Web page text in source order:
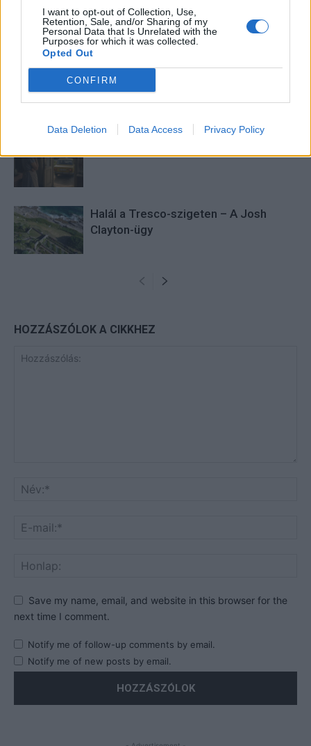
I want to opt-out of Collection, Use,
Retention, Sale, and/or Sharing of my
Personal Data that Is Unrelated with the
Purposes for which it was collected.
Opted Out
CONFIRM
Data Deletion Data Access Privacy Policy
KAPCSOLÓDÓ CIKKEK TÖBB A SZERZŐTŐL
Minka 14. rész
Halál a Tresco-szigeten – A Josh
Clayton-ügy
HOZZÁSZÓLOK A CIKKHEZ
Save my name, email, and website in this browser for the
next time I comment.
Notify me of follow-up comments by email.
Notify me of new posts by email.